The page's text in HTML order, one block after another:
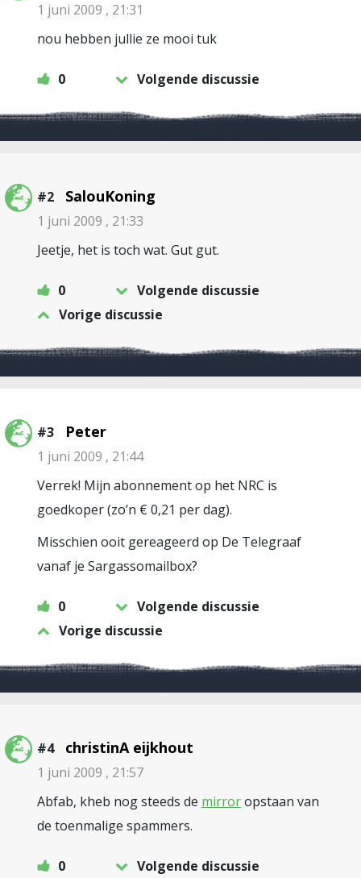
1 juni 2009 , 21:31
nou hebben jullie ze mooi tuk
0 Volgende discussie
#2 SalouKoning
1 juni 2009 , 21:33
Jeetje, het is toch wat. Gut gut.
0
Volgende discussie
Vorige discussie
#3 Peter
1 juni 2009 , 21:44
Verrek! Mijn abonnement op het NRC is
goedkoper (zo’n € 0,21 per dag).
Misschien ooit gereageerd op De Telegraaf
vanaf je Sargassomailbox?
0
Volgende discussie
Vorige discussie
#4 christinA eijkhout
1 juni 2009 , 21:57
Abfab, kheb nog steeds de mirroropstaan van
de toenmalige spammers.
0 Volgende discussie